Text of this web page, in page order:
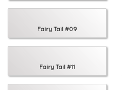
Fairy Tail #09
Fairy Tail #11